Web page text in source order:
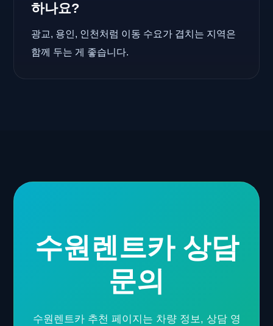
하나요?
광교, 용인, 인천처럼 이동 수요가 겹치는 지역은
함께 두는 게 좋습니다.
수원렌트카 상담
문의
수원렌트카 추천 페이지는 차량 정보, 상담 영